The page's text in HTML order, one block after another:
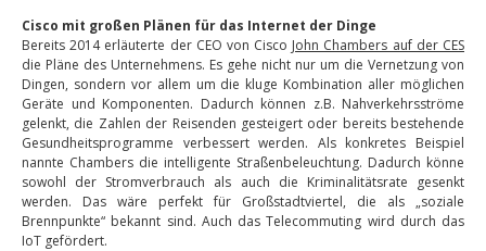
Cisco mit großen Plänen für das Internet der Dinge
Bereits 2014 erläuterte der CEO von Cisco John Chambers auf der CES
die Pläne des Unternehmens. Es gehe nicht nur um die Vernetzung von
Dingen, sondern vor allem um die kluge Kombination aller möglichen
Geräte und Komponenten. Dadurch können z.B. Nahverkehrsströme
gelenkt, die Zahlen der Reisenden gesteigert oder bereits bestehende
Gesundheitsprogramme verbessert werden. Als konkretes Beispiel
nannte Chambers die intelligente Straßenbeleuchtung. Dadurch könne
sowohl der Stromverbrauch als auch die Kriminalitätsrate gesenkt
werden. Das wäre perfekt für Großstadtviertel, die als „soziale
Brennpunkte“ bekannt sind. Auch das Telecommuting wird durch das
IoT gefördert.